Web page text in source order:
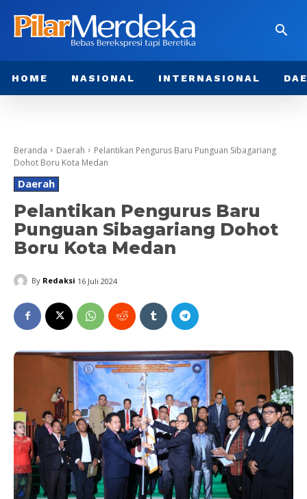
HOME NASIONAL INTERNASIONAL
Beranda Daerah
Pelantikan Pengurus Baru Punguan Sibagariang
Dohot Boru Kota Medan
Daerah
Pelantikan Pengurus Baru
Punguan Sibagariang Dohot
Boru Kota Medan
By Redaksi 16 Juli 2024